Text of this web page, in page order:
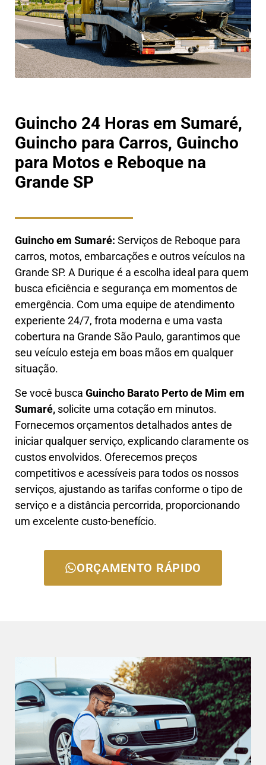
Guincho 24 Horas em Sumaré,
Guincho para Carros, Guincho
para Motos e Reboque na
Grande SP
Guincho em Sumaré: Serviços de Reboque para
carros, motos, embarcações e outros veículos na
Grande SP. A Durique é a escolha ideal para quem
busca eficiência e segurança em momentos de
emergência. Com uma equipe de atendimento
experiente 24/7, frota moderna e uma vasta
cobertura na Grande São Paulo, garantimos que
seu veículo esteja em boas mãos em qualquer
situação.
Se você busca Guincho Barato Perto de Mim em
Sumaré, solicite uma cotação em minutos.
Fornecemos orçamentos detalhados antes de
iniciar qualquer serviço, explicando claramente os
custos envolvidos. Oferecemos preços
competitivos e acessíveis para todos os nossos
serviços, ajustando as tarifas conforme o tipo de
serviço e a distância percorrida, proporcionando
um excelente custo-benefício.
ORÇAMENTO RÁPIDO